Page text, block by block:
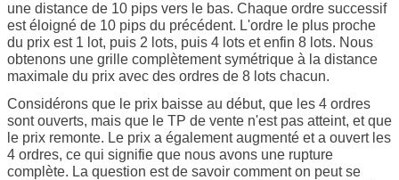
une distance de 10 pips vers le bas. Chaque ordre successif
est éloigné de 10 pips du précédent. L'ordre le plus proche
du prix est 1 lot, puis 2 lots, puis 4 lots et enfin 8 lots. Nous
obtenons une grille complètement symétrique à la distance
maximale du prix avec des ordres de 8 lots chacun.
Considérons que le prix baisse au début, que les 4 ordres
sont ouverts, mais que le TP de vente n'est pas atteint, et que
le prix remonte. Le prix a également augmenté et a ouvert les
4 ordres, ce qui signifie que nous avons une rupture
complète. La question est de savoir comment on peut se